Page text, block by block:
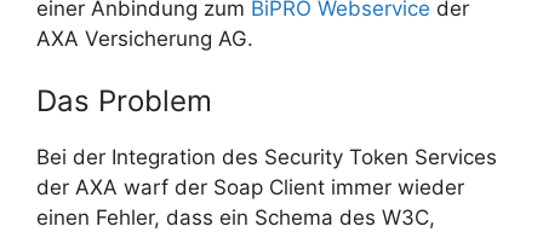
einer Anbindung zum BiPRO Webservice der
AXA Versicherung AG.
Das Problem
Bei der Integration des Security Token Services
der AXA warf der Soap Client immer wieder
einen Fehler, dass ein Schema des W3C,